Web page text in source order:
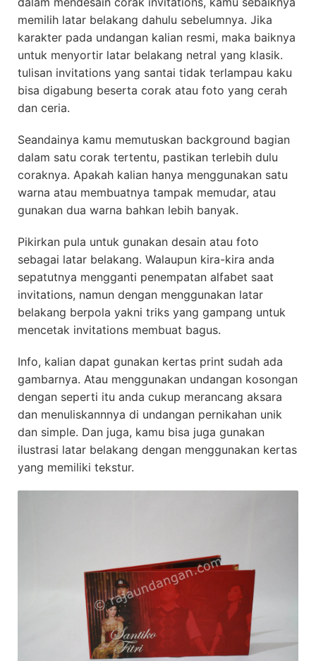
memilih latar belakang dahulu sebelumnya. Jika
karakter pada undangan kalian resmi, maka baiknya
untuk menyortir latar belakang netral yang klasik.
tulisan invitations yang santai tidak terlampau kaku
bisa digabung beserta corak atau foto yang cerah
dan ceria.
Seandainya kamu memutuskan background bagian
dalam satu corak tertentu, pastikan terlebih dulu
coraknya. Apakah kalian hanya menggunakan satu
warna atau membuatnya tampak memudar, atau
gunakan dua warna bahkan lebih banyak.
Pikirkan pula untuk gunakan desain atau foto
sebagai latar belakang. Walaupun kira-kira anda
sepatutnya mengganti penempatan alfabet saat
invitations, namun dengan menggunakan latar
belakang berpola yakni triks yang gampang untuk
mencetak invitations membuat bagus.
Info, kalian dapat gunakan kertas print sudah ada
gambarnya. Atau menggunakan undangan kosongan
dengan seperti itu anda cukup merancang aksara
dan menuliskannnya di undangan pernikahan unik
dan simple. Dan juga, kamu bisa juga gunakan
ilustrasi latar belakang dengan menggunakan kertas
yang memiliki tekstur.